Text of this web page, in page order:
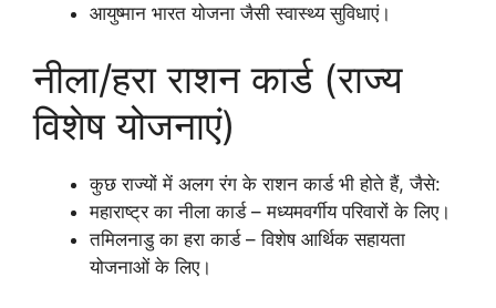
आयुष्मान भारत योजना जैसी स्वास्थ्य सुविधाएं।
नीला/हरा राशन कार्ड (राज्य
विशेष योजनाएं)
कुछ राज्यों में अलग रंग के राशन कार्ड भी होते हैं, जैसे:
महाराष्ट्र का नीला कार्ड – मध्यमवर्गीय परिवारों के लिए।
तमिलनाडु का हरा कार्ड – विशेष आर्थिक सहायता
योजनाओं के लिए।